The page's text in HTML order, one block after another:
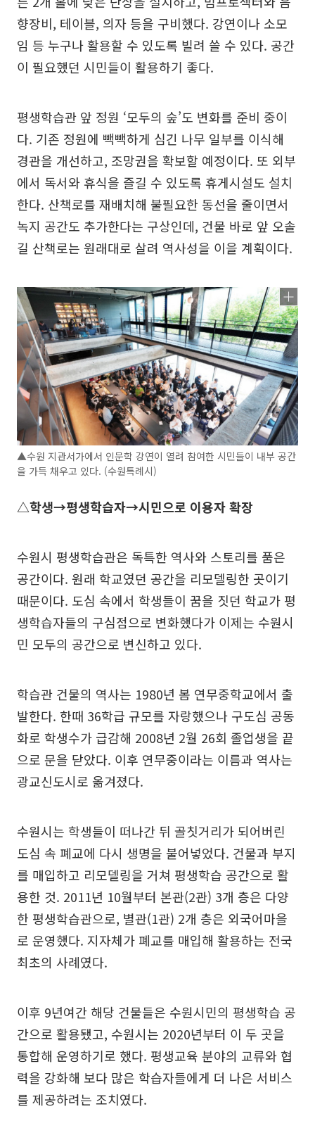
향장비, 테이블, 의자 등을 구비했다. 강연이나 소모
임 등 누구나 활용할 수 있도록 빌려 쓸 수 있다. 공간
이 필요했던 시민들이 활용하기 좋다.
평생학습관 앞 정원 ‘모두의 숲’도 변화를 준비 중이
다. 기존 정원에 빽빽하게 심긴 나무 일부를 이식해
경관을 개선하고, 조망권을 확보할 예정이다. 또 외부
에서 독서와 휴식을 즐길 수 있도록 휴게시설도 설치
한다. 산책로를 재배치해 불필요한 동선을 줄이면서
녹지 공간도 추가한다는 구상인데, 건물 바로 앞 오솔
길 산책로는 원래대로 살려 역사성을 이을 계획이다.
▲수원 지관서가에서 인문학 강연이 열려 참여한 시민들이 내부 공간
을 가득 채우고 있다. (수원특례시)
△학생→평생학습자→시민으로 이용자 확장
수원시 평생학습관은 독특한 역사와 스토리를 품은
공간이다. 원래 학교였던 공간을 리모델링한 곳이기
때문이다. 도심 속에서 학생들이 꿈을 짓던 학교가 평
생학습자들의 구심점으로 변화했다가 이제는 수원시
민 모두의 공간으로 변신하고 있다.
학습관 건물의 역사는 1980년 봄 연무중학교에서 출
발한다. 한때 36학급 규모를 자랑했으나 구도심 공동
화로 학생수가 급감해 2008년 2월 26회 졸업생을 끝
으로 문을 닫았다. 이후 연무중이라는 이름과 역사는
광교신도시로 옮겨졌다.
수원시는 학생들이 떠나간 뒤 골칫거리가 되어버린
도심 속 폐교에 다시 생명을 불어넣었다. 건물과 부지
를 매입하고 리모델링을 거쳐 평생학습 공간으로 활
용한 것. 2011년 10월부터 본관(2관) 3개 층은 다양
한 평생학습관으로, 별관(1관) 2개 층은 외국어마을
로 운영했다. 지자체가 폐교를 매입해 활용하는 전국
최초의 사례였다.
이후 9년여간 해당 건물들은 수원시민의 평생학습 공
간으로 활용됐고, 수원시는 2020년부터 이 두 곳을
통합해 운영하기로 했다. 평생교육 분야의 교류와 협
력을 강화해 보다 많은 학습자들에게 더 나은 서비스
를 제공하려는 조치였다.